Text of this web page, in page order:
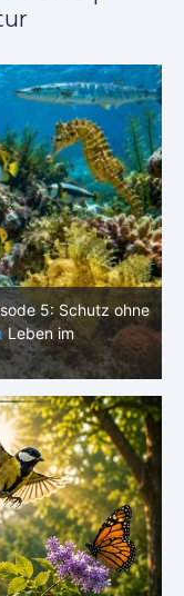
|
Episode 4: Kalt,
Körpertemperatur |
der Fische